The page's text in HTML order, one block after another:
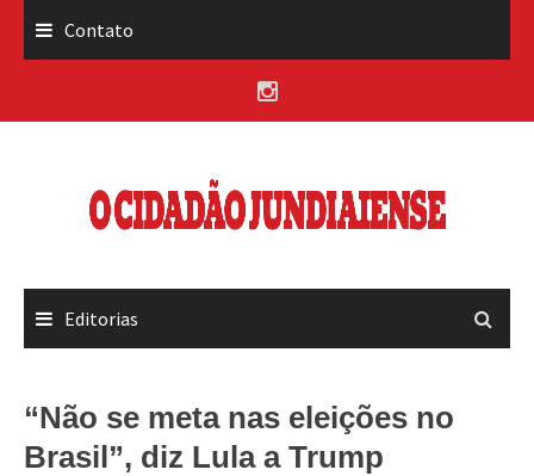
Contato
Editorias
“Não se meta nas eleições no
Brasil”, diz Lula a Trump